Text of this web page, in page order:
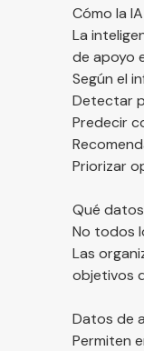
Cómo la
La
de apoyo
Según el
Detectar
Predecir
Priorizar
Qué
No todos
Las
objetivos
Datos de
Permiten